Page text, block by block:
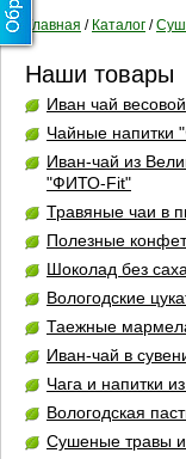
Главная / Каталог /
Наши товары
Иван чай весовой
Чайные напитки
Иван-чай из
"ФИТО-Fit"
Травяные чаи в
Полезные
Шоколад без
Вологодские
Таежные
Иван-чай в
Чага и напитки
Вологодская
Сушеные травы